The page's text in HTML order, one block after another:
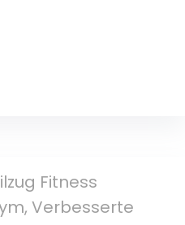
Fitness
Verbesserte